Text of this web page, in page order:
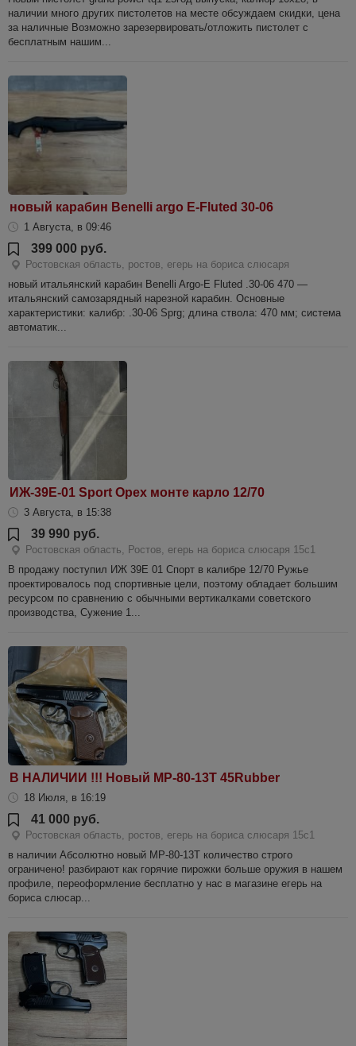
наличии много других пистолетов на месте обсуждаем скидки, цена
за наличные Возможно зарезервировать/отложить пистолет с
бесплатным нашим...
новый карабин Benelli argo E-Fluted 30-06
1 Августа, в 09:46
399 000 руб.
Ростовская область, ростов, егерь на бориса слюсаря
новый итальянский карабин Benelli Argo‑E Fluted .30‑06 470 —
итальянский самозарядный нарезной карабин. Основные
характеристики: калибр: .30‑06 Sprg; длина ствола: 470 мм; система
автоматик...
ИЖ-39Е-01 Sport Орех монте карло 12/70
3 Августа, в 15:38
39 990 руб.
Ростовская область, Ростов, егерь на бориса слюсаря 15с1
В продажу поступил ИЖ 39Е 01 Спорт в калибре 12/70 Ружье
проектировалось под спортивные цели, поэтому обладает большим
ресурсом по сравнению с обычными вертикалками советского
производства, Сужение 1...
В НАЛИЧИИ !!! Новый МР-80-13Т 45Rubber
18 Июля, в 16:19
41 000 руб.
Ростовская область, ростов, егерь на бориса слюсаря 15с1
в наличии Абсолютно новый МР-80-13Т количество строго
ограничено! разбирают как горячие пирожки больше оружия в нашем
профиле, переоформление бесплатно у нас в магазине егерь на
бориса слюсар...